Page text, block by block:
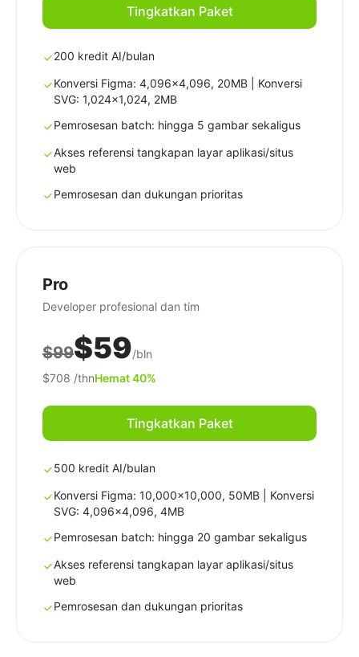
Tingkatkan Paket
200 kredit AI/bulan
Konversi Figma: 4,096x4,096, 20MB | Konversi
SVG: 1,024x1,024, 2MB
Pemrosesan batch: hingga 5 gambar sekaligus
Akses referensi tangkapan layar aplikasi/situs
web
Pemrosesan dan dukungan prioritas
Pro
Developer profesional dan tim
$99$59/bln
$708 /thnHemat 40%
Tingkatkan Paket
500 kredit AI/bulan
Konversi Figma: 10,000x10,000, 50MB | Konversi
SVG: 4,096x4,096, 4MB
Pemrosesan batch: hingga 20 gambar sekaligus
Akses referensi tangkapan layar aplikasi/situs
web
Pemrosesan dan dukungan prioritas